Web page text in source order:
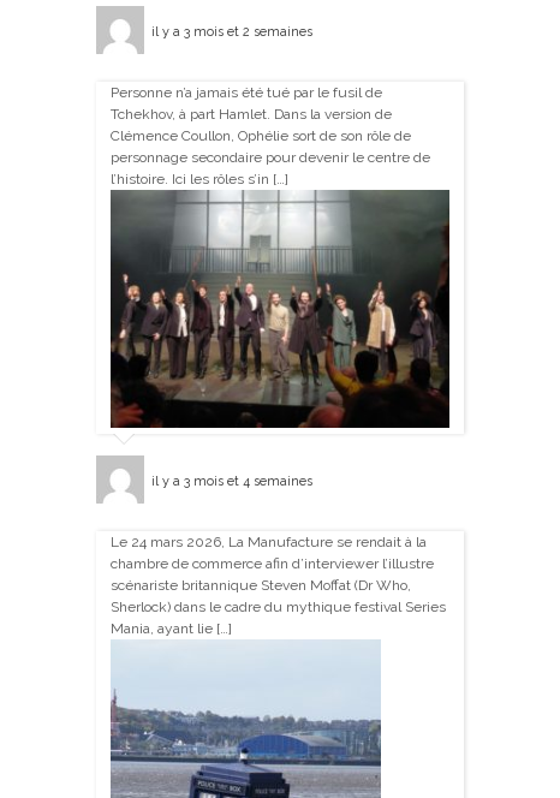
il y a 3 mois et 2 semaines
Personne n’a jamais été tué par le fusil de
Tchekhov, à part Hamlet. Dans la version de
Clémence Coullon, Ophélie sort de son rôle de
personnage secondaire pour devenir le centre de
l’histoire. Ici les rôles s’in […]
il y a 3 mois et 4 semaines
Le 24 mars 2026, La Manufacture se rendait à la
chambre de commerce afin d’interviewer l’illustre
scénariste britannique Steven Moffat (Dr Who,
Sherlock) dans le cadre du mythique festival Series
Mania, ayant lie […]